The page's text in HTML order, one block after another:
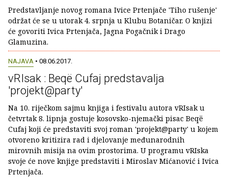
Predstavljanje novog romana Ivice Prtenjače 'Tiho rušenje'
održat će se u utorak 4. srpnja u Klubu Botaničar. O knjizi
će govoriti Ivica Prtenjača, Jagna Pogačnik i Drago
Glamuzina.
NAJAVA • 08.06.2017.
vRIsak : Beqë Cufaj predstavalja
'projekt@party'
Na 10. riječkom sajmu knjiga i festivalu autora vRIsak u
četvrtak 8. lipnja gostuje kosovsko-njemački pisac Beqë
Cufaj koji će predstaviti svoj roman 'projekt@party' u kojem
otvoreno kritizira rad i djelovanje međunarodnih
mirovnih misija na ovim prostorima. U programu vRIska
svoje će nove knjige predstaviti i Miroslav Mićanović i Ivica
Prtenjača.